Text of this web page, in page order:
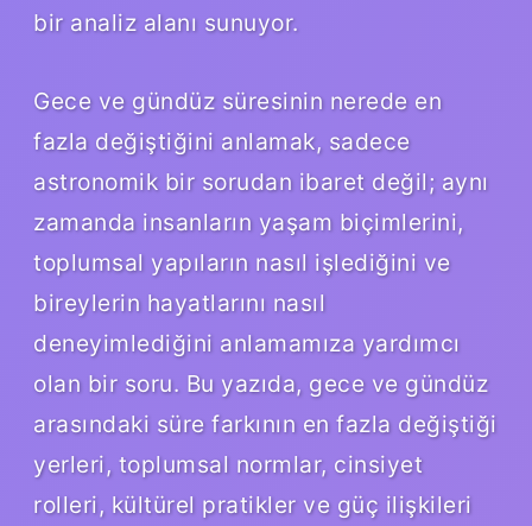
bir analiz alanı sunuyor.
Gece ve gündüz süresinin nerede en
fazla değiştiğini anlamak, sadece
astronomik bir sorudan ibaret değil; aynı
zamanda insanların yaşam biçimlerini,
toplumsal yapıların nasıl işlediğini ve
bireylerin hayatlarını nasıl
deneyimlediğini anlamamıza yardımcı
olan bir soru. Bu yazıda, gece ve gündüz
arasındaki süre farkının en fazla değiştiği
yerleri, toplumsal normlar, cinsiyet
rolleri, kültürel pratikler ve güç ilişkileri